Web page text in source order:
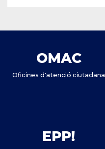
OMAC
Oficines d'atenció ciutadana
EPP!